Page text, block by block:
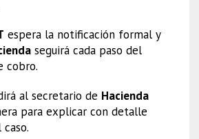
espera la notificación formal y
seguirá cada paso del
cobro.
al secretario de Hacienda
para explicar con detalle